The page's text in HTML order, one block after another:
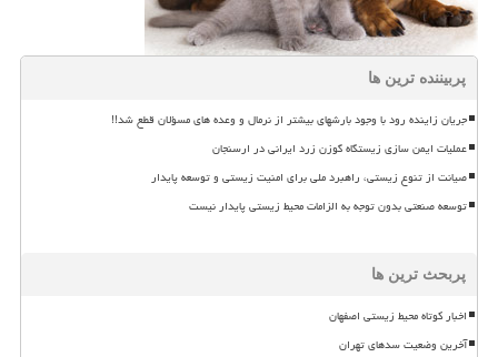
پربیننده ترین ها
جریان زاینده رود با وجود بارشهای بیشتر از نرمال و وعده های مسؤلان قطع شد!!
عملیات ایمن سازی زیستگاه گوزن زرد ایرانی در ارسنجان
صیانت از تنوع زیستی، راهبرد ملی برای امنیت زیستی و توسعه پایدار
توسعه صنعتی بدون توجه به الزامات محیط زیستی پایدار نیست
پربحث ترین ها
اخبار کوتاه محیط زیستی اصفهان
آخرین وضعیت سدهای تهران